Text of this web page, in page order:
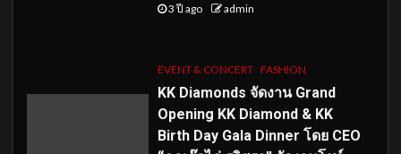
3 ปี ago admin
EVENT & CONCERT FASHION
KK Diamonds จัดงาน Grand
Opening KK Diamond & KK
Birth Day Gala Dinner โดย CEO